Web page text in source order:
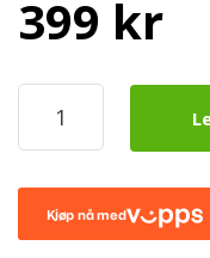
399 kr
Kjøttkverner
Girmi
og
Pastaio
Deluxe